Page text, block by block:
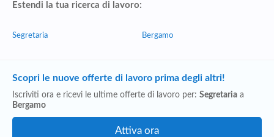
Estendi la tua ricerca di lavoro:
Segretaria Bergamo
Scopri le nuove offerte di lavoro prima degli altri!
Iscriviti ora e ricevi le ultime offerte di lavoro per: Segretaria a
Bergamo